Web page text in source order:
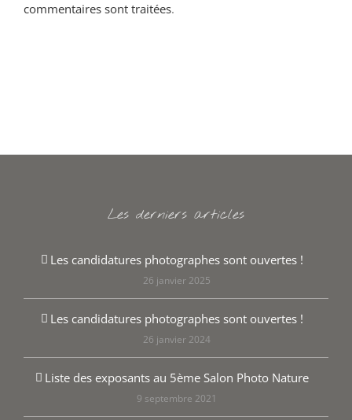
commentaires sont traitées.
Les derniers articles
Les candidatures photographes sont ouvertes !
26 janvier 2025
Les candidatures photographes sont ouvertes !
26 janvier 2024
Liste des exposants au 5ème Salon Photo Nature
9 septembre 2021